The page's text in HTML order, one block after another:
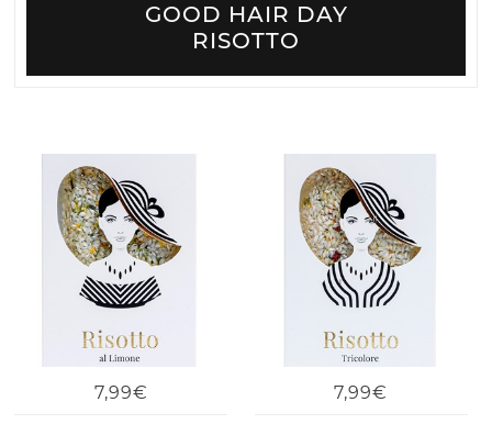
GOOD HAIR DAY
RISOTTO
7,99€ 7,99€